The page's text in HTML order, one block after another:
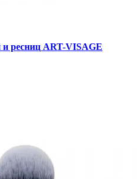
и ресниц ART-VISAGE